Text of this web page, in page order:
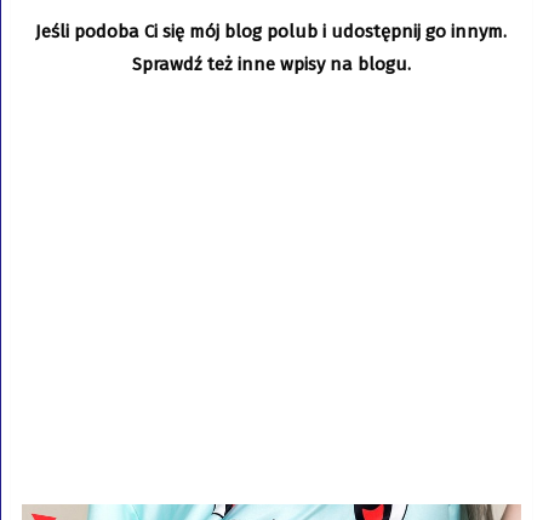
Jeśli podoba Ci się mój blog polub i udostępnij go innym.
Sprawdź też inne wpisy na blogu.